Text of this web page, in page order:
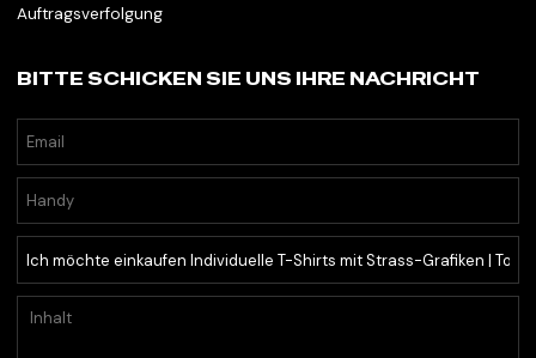
Auftragsverfolgung
BITTE SCHICKEN SIE UNS IHRE NACHRICHT